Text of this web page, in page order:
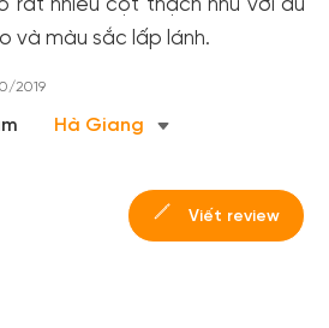
rất nhiều cột thạch nhũ với đủ
và màu sắc lấp lánh.
2019
Hà Giang
Viết review
- nhận nhiều ưu
đãi!
nhận ngay các ưu đãi